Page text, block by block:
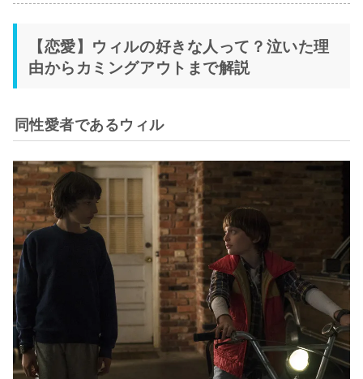
【恋愛】ウィルの好きな人って？泣いた理
由からカミングアウトまで解説
同性愛者であるウィル